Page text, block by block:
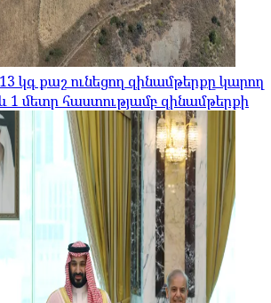
կգ քաշ ունեցող զինամթերքը կարող
1 մետր հաստությամբ զինամթերքի